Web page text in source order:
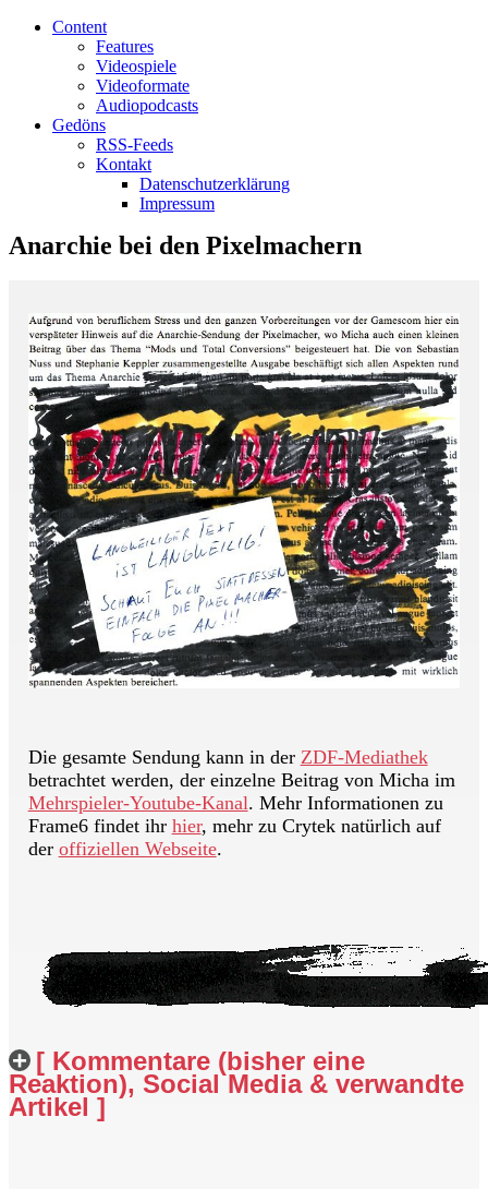
Content
Features
Videospiele
Videoformate
Audiopodcasts
Gedöns
RSS-Feeds
Kontakt
Datenschutzerklärung
Impressum
Anarchie bei den Pixelmachern
Die gesamte Sendung kann in der ZDF-Mediathek
betrachtet werden, der einzelne Beitrag von Micha im
Mehrspieler-Youtube-Kanal. Mehr Informationen zu
Frame6 findet ihr hier, mehr zu Crytek natürlich auf
der offiziellen Webseite.
[ Kommentare (bisher eine
Reaktion), Social Media & verwandte
Artikel ]